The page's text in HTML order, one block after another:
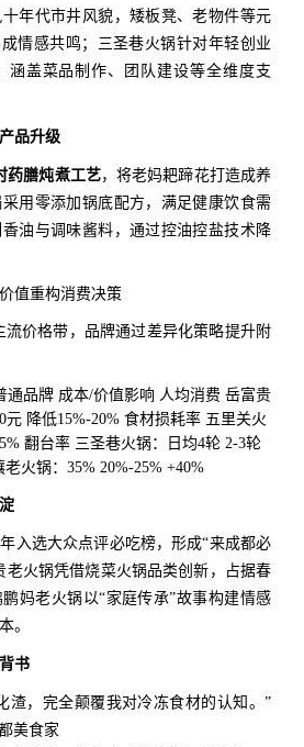
年代市井风貌，矮板凳、老物件等元
情感共鸣；三圣巷火锅针对年轻创业
涵盖菜品制作、团队建设等全维度支
品升级
药膳炖煮工艺，将老妈耙蹄花打造成养
用零添加锅底配方，满足健康饮食需
油与调味酱料，通过控油控盐技术降
值重构消费决策
流价格带，品牌通过差异化策略提升附
通品牌 成本/价值影响 人均消费 岳富贵
元 降低15%-20% 食材损耗率 五里关火
翻台率 三圣巷火锅：日均4轮 2-3轮
火锅：35% 20%-25% +40%
入选大众点评必吃榜，形成“来成都必
老火锅凭借烧菜火锅品类创新，占据春
妈老火锅以“家庭传承”故事构建情感
。
书
渣，完全颠覆我对冷冻食材的认知。”
美食家